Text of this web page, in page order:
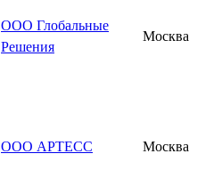
ООО Глобальные
Решения
Москва
ООО АРТЕСС Москва